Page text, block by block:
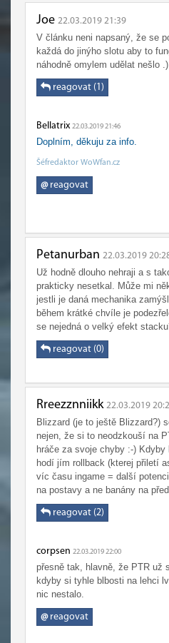
Joe 22.03.2019 21:39
V článku neni napsaný, že se
každá do jinýho slotu aby to
náhodně omylem udělat nešlo .)
reagovat (1)
Bellatrix 22.03.2019 21:46
Doplním, děkuju za info.
Šéfredaktor WoWfan.cz
@reagovat
Petanurban 22.03.2019
Už hodně dlouho nehraji a s
prakticky nesetkal. Může mi
jestli je daná mechanika
během krátké chvíle je
se nejedná o velký efekt
reagovat (0)
Rreezznniikk 22.03.2019
Blizzard (je to ještě Blizzard?)
nejen, že si to neodzkouší na
hráče za svoje chyby :-)
hodí jím rollback (kterej přiletí
víc času ingame = další
na postavy a ne banány na
reagovat (2)
corpsen 22.03.2019 22:00
přesně tak, hlavně, že PTR už
kdyby si tyhle blbosti na lehci
nic nestalo.
@reagovat